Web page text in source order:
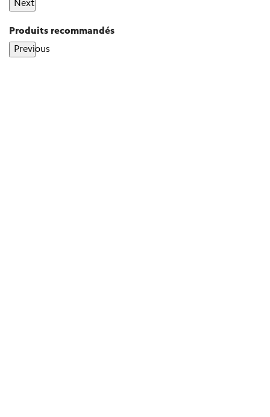
Next
Produits recommandés
Previous